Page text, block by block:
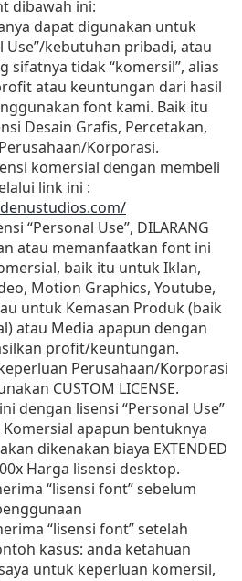
dibawah ini:
dapat digunakan untuk
Use”/kebutuhan pribadi, atau
sifatnya tidak “komersil”, alias
atau keuntungan dari hasil
font kami. Baik itu
Desain Grafis, Percetakan,
Korporasi.
komersial dengan membeli
link ini :
“Personal Use”, DILARANG
atau memanfaatkan font ini
baik itu untuk Iklan,
Motion Graphics, Youtube,
untuk Kemasan Produk (baik
atau Media apapun dengan
profit/keuntungan.
Perusahaan/Korporasi
CUSTOM LICENSE.
dengan lisensi “Personal Use”
apapun bentuknya
dikenakan biaya EXTENDED
Harga lisensi desktop.
“lisensi font” sebelum
“lisensi font” setelah
kasus: anda ketahuan
untuk keperluan komersil,